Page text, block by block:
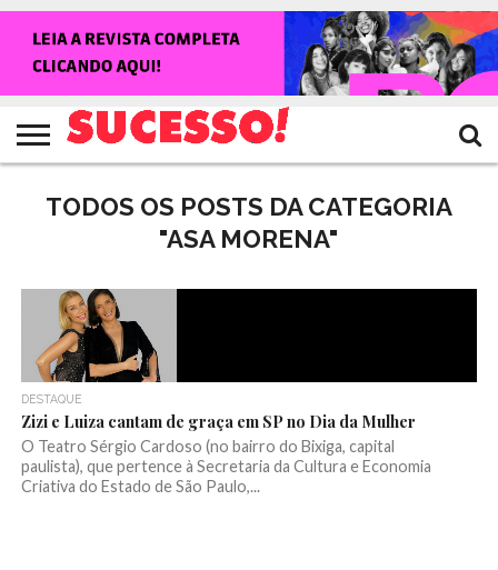
NOTÍCIAS
SHOWS
ENTREVISTAS
CLIQUES
RANKING
CROWLEY
TV
SUCESSO!
REVISTA
SUCESSO!
TODOS OS POSTS DA CATEGORIA
"ASA MORENA"
DESTAQUE
Zizi e Luiza cantam de graça em SP no Dia da Mulher
O Teatro Sérgio Cardoso (no bairro do Bixiga, capital
paulista), que pertence à Secretaria da Cultura e Economia
Criativa do Estado de São Paulo,...